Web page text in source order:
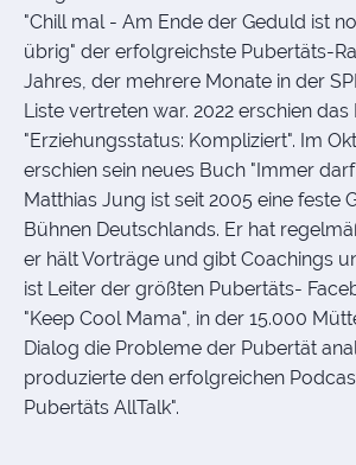
"Chill mal - Am Ende der Geduld ist
übrig" der erfolgreichste Pubertäts-
Jahres, der mehrere Monate in der
Liste vertreten war. 2022 erschien das
"Erziehungsstatus: Kompliziert". Im
erschien sein neues Buch "Immer darf
Matthias Jung ist seit 2005 eine feste
Bühnen Deutschlands. Er hat
er hält Vorträge und gibt Coachings
ist Leiter der größten Pubertäts-
"Keep Cool Mama", in der 15.000
Dialog die Probleme der Pubertät
produzierte den erfolgreichen
Pubertäts AllTalk".